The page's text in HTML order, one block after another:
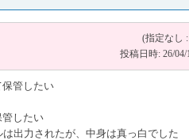
(指定なし
投稿日時: 26/04/
管したい
したい
出力されたが、中身は真っ白でした